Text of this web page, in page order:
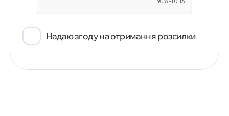
Надаю згоду на отримання розсилки